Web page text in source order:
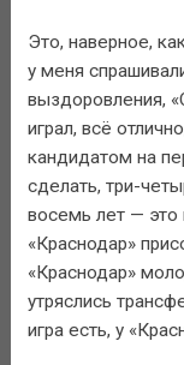
Это, наверное,
у меня
выздоровления,
играл, всё
кандидатом на
сделать, три-
восемь лет — это
«Краснодар»
«Краснодар»
утряслись
игра есть, у